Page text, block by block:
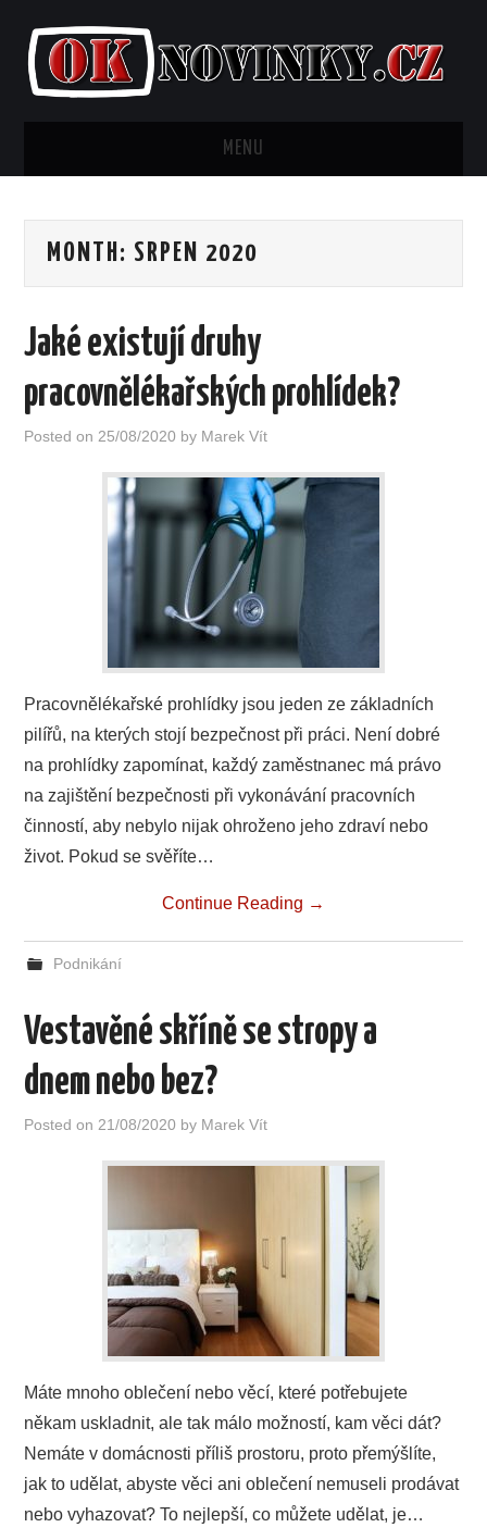
MENU
BYDLENÍ
PODNIKÁNÍ
ZAJÍMAVOSTI
O NÁS
MONTH: SRPEN 2020
Jaké existují druhy
pracovnělékařských prohlídek?
Posted on 25/08/2020 by Marek Vít
Pracovnělékařské prohlídky jsou jeden ze základních
pilířů, na kterých stojí bezpečnost při práci. Není dobré
na prohlídky zapomínat, každý zaměstnanec má právo
na zajištění bezpečnosti při vykonávání pracovních
činností, aby nebylo nijak ohroženo jeho zdraví nebo
život. Pokud se svěříte…
Continue Reading →
Podnikání
Vestavěné skříně se stropy a
dnem nebo bez?
Posted on 21/08/2020 by Marek Vít
Máte mnoho oblečení nebo věcí, které potřebujete
někam uskladnit, ale tak málo možností, kam věci dát?
Nemáte v domácnosti příliš prostoru, proto přemýšlíte,
jak to udělat, abyste věci ani oblečení nemuseli prodávat
nebo vyhazovat? To nejlepší, co můžete udělat, je…